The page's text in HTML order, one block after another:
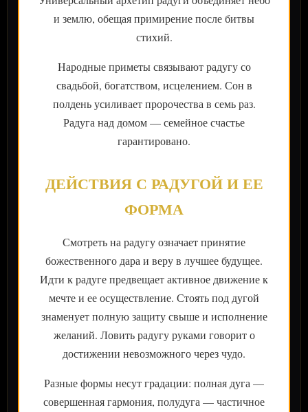
и землю, обещая примирение после битвы
стихий.
Народные приметы связывают радугу со
свадьбой, богатством, исцелением. Сон в
полдень усиливает пророчества в семь раз.
Радуга над домом — семейное счастье
гарантировано.
ДЕЙСТВИЯ С РАДУГОЙ И ЕЕ
ФОРМА
Смотреть на радугу означает принятие
божественного дара и веру в лучшее будущее.
Идти к радуге предвещает активное движение к
мечте и ее осуществление. Стоять под дугой
знаменует полную защиту свыше и исполнение
желаний. Ловить радугу руками говорит о
достижении невозможного через чудо.
Разные формы несут градации: полная дуга —
совершенная гармония, полудуга — частичное